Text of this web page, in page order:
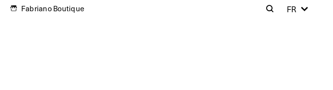
Fabriano Boutique FR